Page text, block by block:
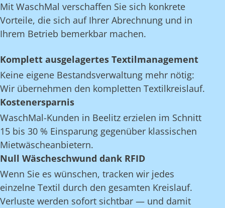
Mit WaschMal verschaffen Sie sich konkrete
Vorteile, die sich auf Ihrer Abrechnung und in
Ihrem Betrieb bemerkbar machen.
Komplett ausgelagertes Textilmanagement
Keine eigene Bestandsverwaltung mehr nötig:
Wir übernehmen den kompletten Textilkreislauf.
Kostenersparnis
WaschMal-Kunden in Beelitz erzielen im Schnitt
15 bis 30 % Einsparung gegenüber klassischen
Mietwäscheanbietern.
Null Wäscheschwund dank RFID
Wenn Sie es wünschen, tracken wir jedes
einzelne Textil durch den gesamten Kreislauf.
Verluste werden sofort sichtbar — und damit